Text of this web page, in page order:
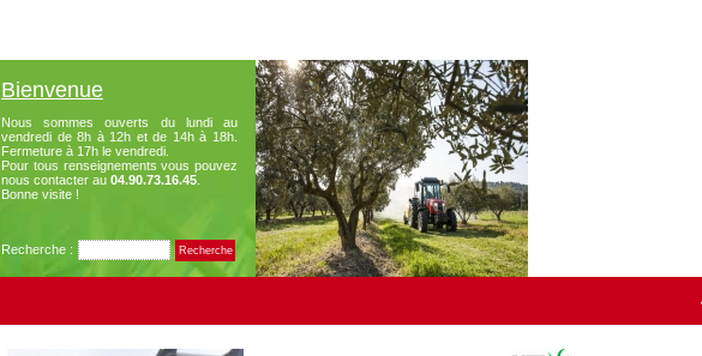
Bienvenue
Nous sommes ouverts du lundi au
vendredi de 8h à 12h et de 14h à 18h.
Fermeture à 17h le vendredi.
Pour tous renseignements vous pouvez
nous contacter au 04.90.73.16.45
Bonne visite !
Recherche :